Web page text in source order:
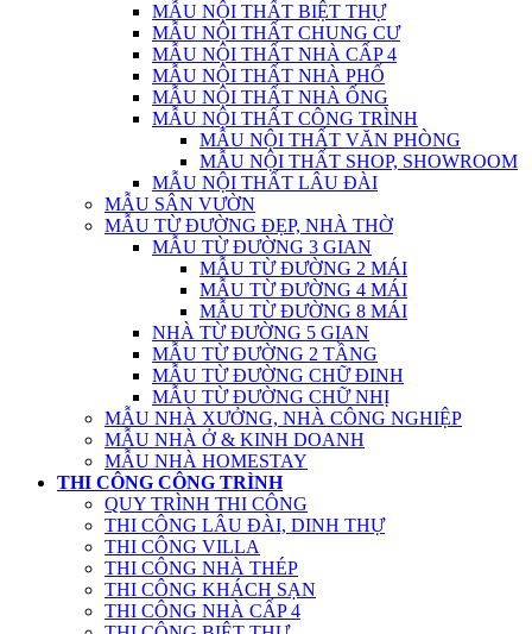
MẪU NỘI THẤT BIỆT THỰ
MẪU NỘI THẤT CHUNG CƯ
MẪU NỘI THẤT NHÀ CẤP 4
MẪU NỘI THẤT NHÀ PHỐ
MẪU NỘI THẤT NHÀ ỐNG
MẪU NỘI THẤT CÔNG TRÌNH
MẪU NỘI THẤT VĂN PHÒNG
MẪU NỘI THẤT SHOP, SHOWROOM
MẪU NỘI THẤT LÂU ĐÀI
MẪU SÂN VƯỜN
MẪU TỪ ĐƯỜNG ĐẸP, NHÀ THỜ
MẪU TỪ ĐƯỜNG 3 GIAN
MẪU TỪ ĐƯỜNG 2 MÁI
MẪU TỪ ĐƯỜNG 4 MÁI
MẪU TỪ ĐƯỜNG 8 MÁI
NHÀ TỪ ĐƯỜNG 5 GIAN
MẪU TỪ ĐƯỜNG 2 TẦNG
MẪU TỪ ĐƯỜNG CHỮ ĐINH
MẪU TỪ ĐƯỜNG CHỮ NHỊ
MẪU NHÀ XƯỞNG, NHÀ CÔNG NGHIỆP
MẪU NHÀ Ở & KINH DOANH
MẪU NHÀ HOMESTAY
THI CÔNG CÔNG TRÌNH
QUY TRÌNH THI CÔNG
THI CÔNG LÂU ĐÀI, DINH THỰ
THI CÔNG VILLA
THI CÔNG NHÀ THÉP
THI CÔNG KHÁCH SẠN
THI CÔNG NHÀ CẤP 4